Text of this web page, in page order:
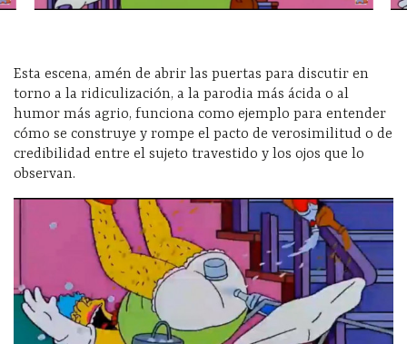
Esta escena, amén de abrir las puertas para discutir en
torno a la ridiculización, a la parodia más ácida o al
humor más agrio, funciona como ejemplo para entender
cómo se construye y rompe el pacto de verosimilitud o de
credibilidad entre el sujeto travestido y los ojos que lo
observan.